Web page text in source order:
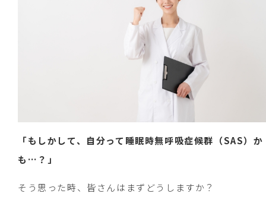
「もしかして、自分って睡眠時無呼吸症候群（SAS）か
も…？」
そう思った時、皆さんはまずどうしますか？